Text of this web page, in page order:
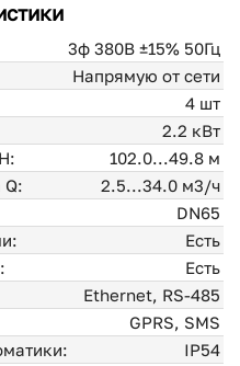
3ф 380В ±15% 50Гц
Напрямую от сети
4 шт
2.2 кВт
102.0...49.8 м
Q:
2.5...34.0 м3/ч
DN65
Есть
Есть
Ethernet, RS-485
GPRS, SMS
IP54